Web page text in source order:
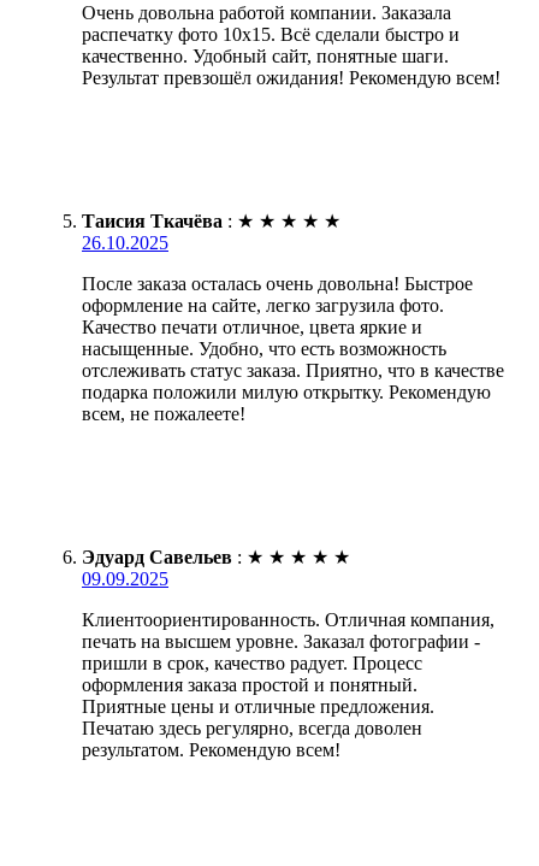
Очень довольна работой компании. Заказала
распечатку фото 10х15. Всё сделали быстро и
качественно. Удобный сайт, понятные шаги.
Результат превзошёл ожидания! Рекомендую всем!
Таисия Ткачёва : ★ ★ ★ ★ ★
26.10.2025
После заказа осталась очень довольна! Быстрое
оформление на сайте, легко загрузила фото.
Качество печати отличное, цвета яркие и
насыщенные. Удобно, что есть возможность
отслеживать статус заказа. Приятно, что в качестве
подарка положили милую открытку. Рекомендую
всем, не пожалеете!
Эдуард Савельев : ★ ★ ★ ★ ★
09.09.2025
Клиентоориентированность. Отличная компания,
печать на высшем уровне. Заказал фотографии -
пришли в срок, качество радует. Процесс
оформления заказа простой и понятный.
Приятные цены и отличные предложения.
Печатаю здесь регулярно, всегда доволен
результатом. Рекомендую всем!